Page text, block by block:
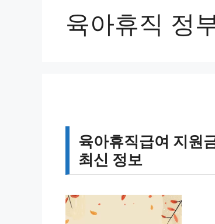
육아휴직 정
육아휴직급여 지원
최신 정보